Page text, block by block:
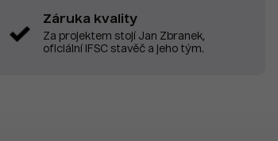
Záruka kvality
Za projektem stojí Jan Zbranek,
oficiální IFSC stavěč a jeho tým.